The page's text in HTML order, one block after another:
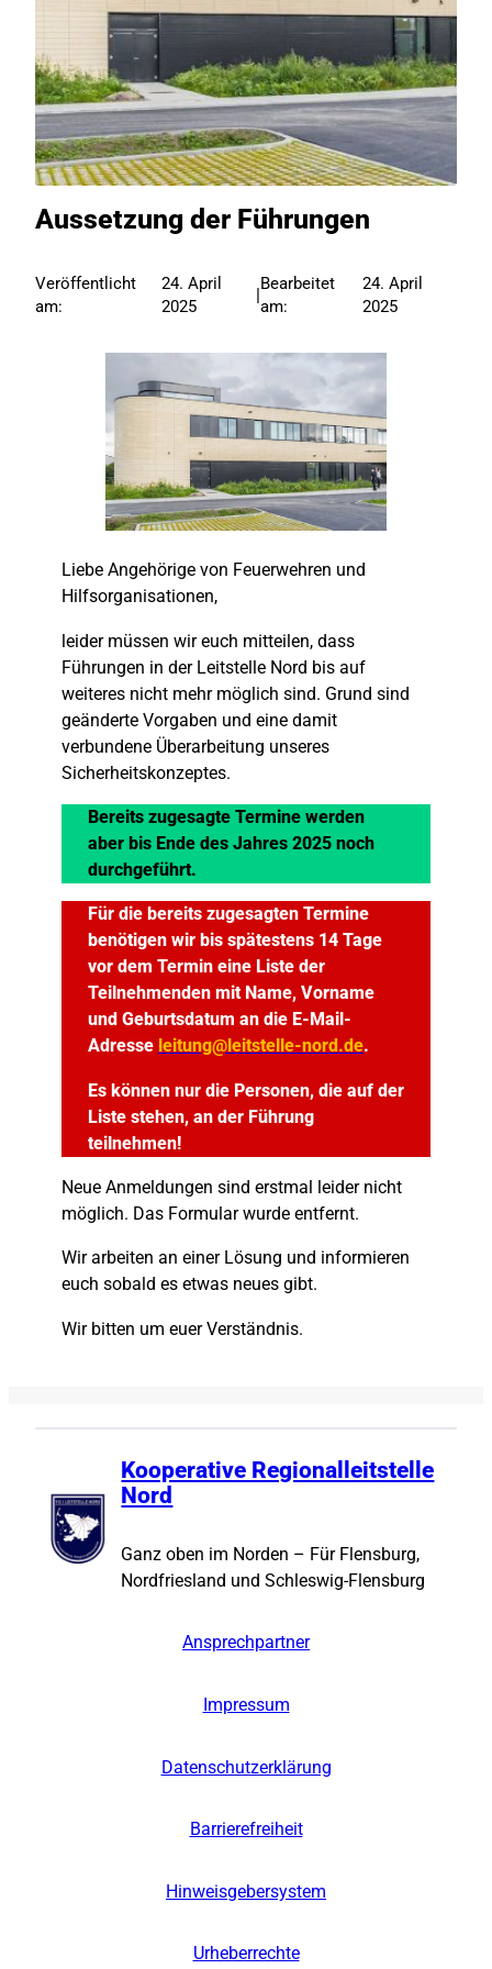
Aussetzung der Führungen
Veröffentlicht
am:
24. April
2025
|
Bearbeitet
am:
24. April
2025
Liebe Angehörige von Feuerwehren und
Hilfsorganisationen,
leider müssen wir euch mitteilen, dass
Führungen in der Leitstelle Nord bis auf
weiteres nicht mehr möglich sind. Grund sind
geänderte Vorgaben und eine damit
verbundene Überarbeitung unseres
Sicherheitskonzeptes.
Bereits zugesagte Termine werden
aber bis Ende des Jahres 2025 noch
durchgeführt.
Für die bereits zugesagten Termine
benötigen wir bis spätestens 14 Tage
vor dem Termin eine Liste der
Teilnehmenden mit Name, Vorname
und Geburtsdatum an die E-Mail-
Adresse leitung@leitstelle-nord.de.
Es können nur die Personen, die auf der
Liste stehen, an der Führung
teilnehmen!
Neue Anmeldungen sind erstmal leider nicht
möglich. Das Formular wurde entfernt.
Wir arbeiten an einer Lösung und informieren
euch sobald es etwas neues gibt.
Wir bitten um euer Verständnis.
Kooperative Regionalleitstelle
Nord
Ganz oben im Norden – Für Flensburg,
Nordfriesland und Schleswig-Flensburg
Ansprechpartner
Impressum
Datenschutzerklärung
Barrierefreiheit
Hinweisgebersystem
Urheberrechte